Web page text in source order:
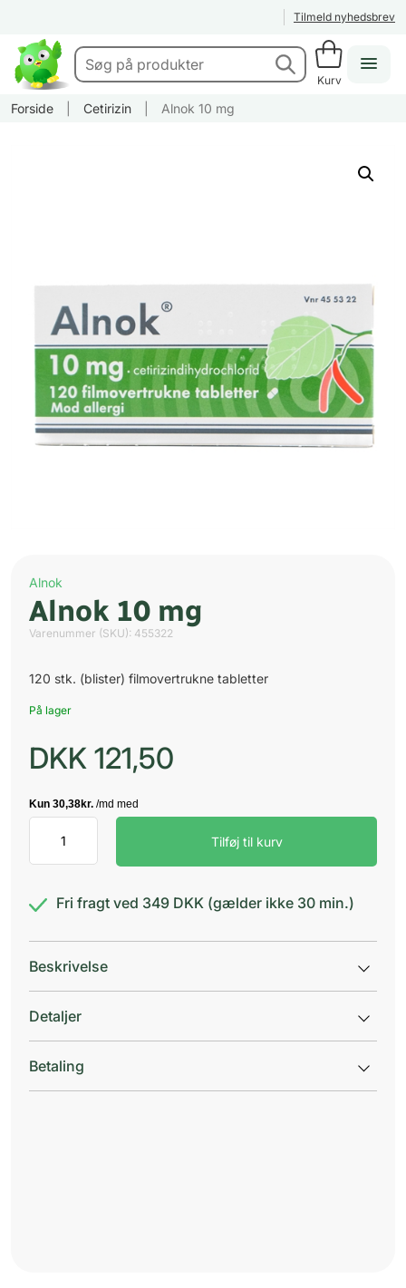
Tilmeld nyhedsbrev
Kurv
Forside Cetirizin Alnok 10 mg
Alnok
Alnok 10 mg
Varenummer (SKU): 455322
120 stk. (blister) filmovertrukne tabletter
På lager
DKK 121,50
mg
Tilføj til kurv
Fri fragt ved 349 DKK (gælder ikke 30 min.)
Beskrivelse
Detaljer
Betaling